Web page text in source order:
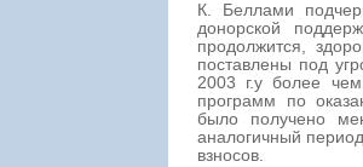
К. Беллами
донорской
продолжится,
поставлены под
2003 г.у более
программ по
было получено
аналогичный
взносов.